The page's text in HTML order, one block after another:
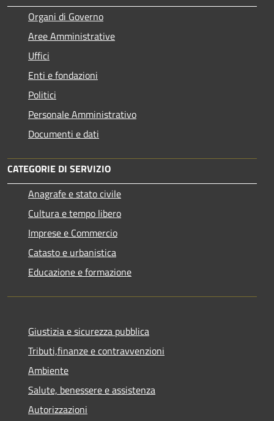
Organi di Governo
Aree Amministrative
Uffici
Enti e fondazioni
Politici
Personale Amministrativo
Documenti e dati
CATEGORIE DI SERVIZIO
Anagrafe e stato civile
Cultura e tempo libero
Imprese e Commercio
Catasto e urbanistica
Educazione e formazione
Giustizia e sicurezza pubblica
Tributi,finanze e contravvenzioni
Ambiente
Salute, benessere e assistenza
Autorizzazioni